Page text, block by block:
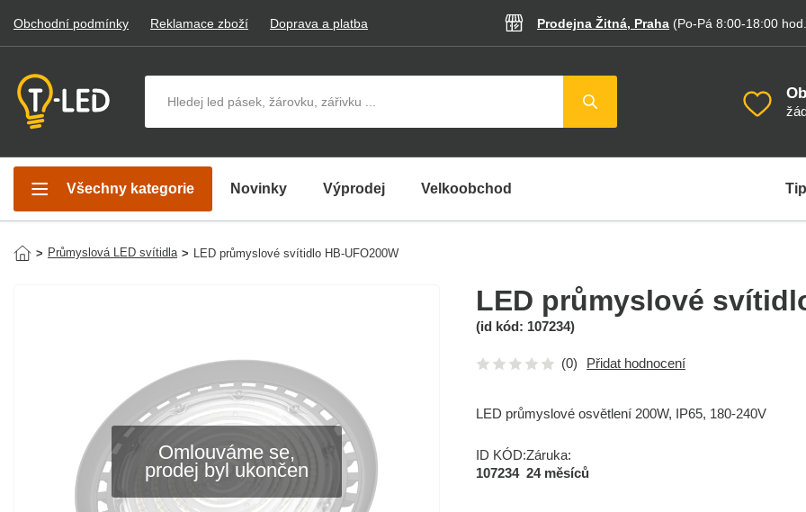
Obchodní podmínky Reklamace zboží Doprava a platba Prodejna Žitná, Praha (Po-Pá 8:00-18:00 hod.
Všechny kategorie Novinky Výprodej Velkoobchod
> Průmyslová LED svítidla > LED průmyslové svítidlo HB-UFO200W
Omlouváme se,
prodej byl ukončen
LED průmyslové
(id kód: 107234)
(0) Přidat hodnocení
LED průmyslové osvětlení 200W, IP65, 180-240V
ID KÓD:
107234
Záruka:
24 měsíců